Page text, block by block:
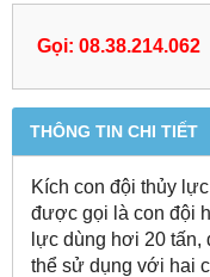
Gọi: 08.38.214.062
THÔNG TIN CHI TIẾT
Kích con đội thủy
được gọi là con đội
lực dùng hơi 20
thể sử dụng với hai